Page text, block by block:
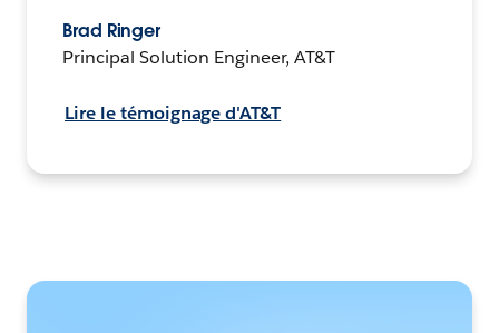
Brad Ringer
Principal Solution Engineer, AT&T
Lire le témoignage d'AT&T